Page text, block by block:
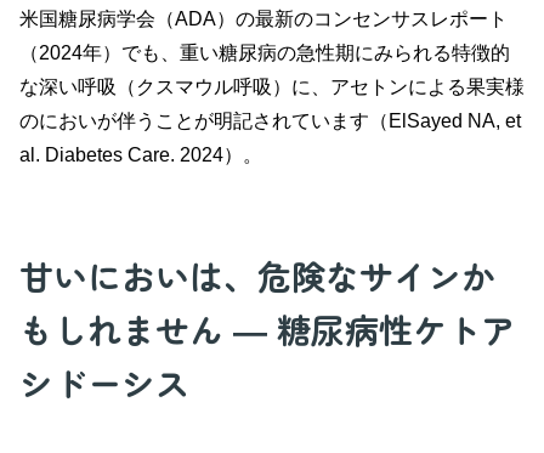
米国糖尿病学会（ADA）の最新のコンセンサスレポート
（2024年）でも、重い糖尿病の急性期にみられる特徴的
な深い呼吸（クスマウル呼吸）に、アセトンによる果実様
のにおいが伴うことが明記されています（ElSayed NA, et
al. Diabetes Care. 2024）。
甘いにおいは、危険なサインか
もしれません ― 糖尿病性ケトア
シドーシス